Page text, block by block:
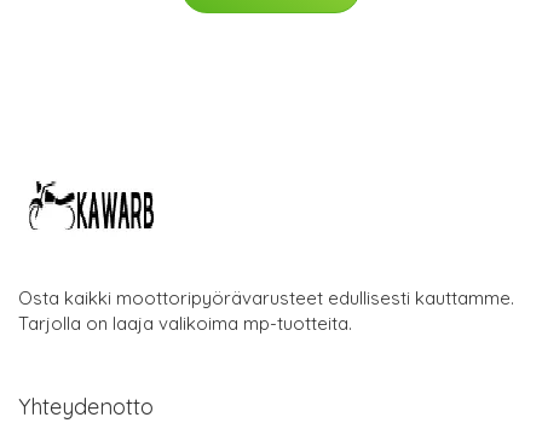
Osta kaikki moottoripyörävarusteet edullisesti kauttamme.
Tarjolla on laaja valikoima mp-tuotteita.
Yhteydenotto